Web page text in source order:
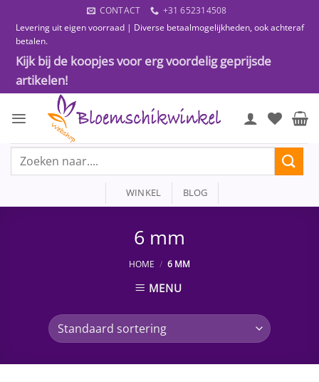
naar
inhoud
CONTACT
+31 652314508
Levering uit eigen voorraad | Diverse betaalmogelijkheden, ook achteraf
betalen.
Kijk bij de koopjes voor erg voordelig geprijsde
artikelen!
Zoeken
WINKEL BLOG
6 mm
HOME / 6 MM
MENU